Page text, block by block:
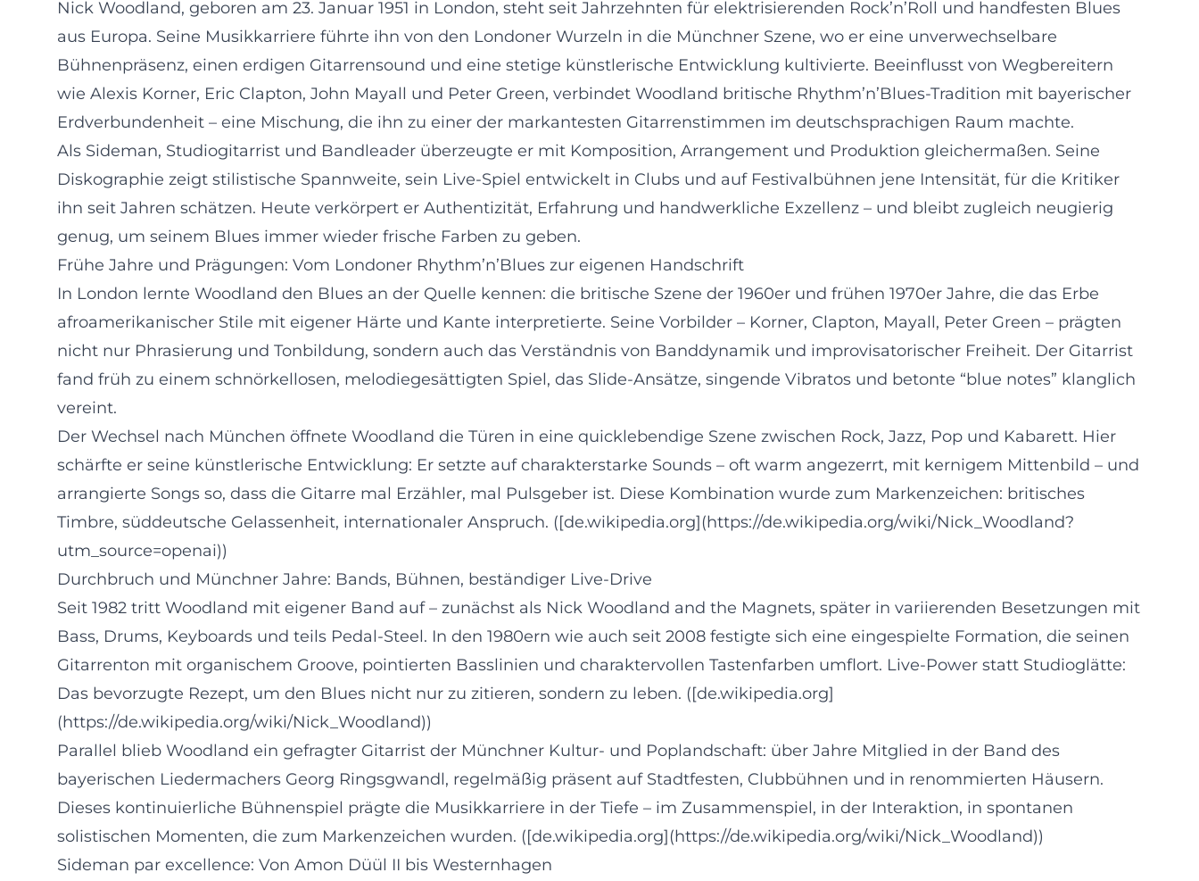
Nick Woodland, geboren am 23. Januar 1951 in London, steht seit Jahrzehnten für elektrisierenden Rock’n’Roll und handfesten Blues
aus Europa. Seine Musikkarriere führte ihn von den Londoner Wurzeln in die Münchner Szene, wo er eine unverwechselbare
Bühnenpräsenz, einen erdigen Gitarrensound und eine stetige künstlerische Entwicklung kultivierte. Beeinflusst von Wegbereitern
wie Alexis Korner, Eric Clapton, John Mayall und Peter Green, verbindet Woodland britische Rhythm’n’Blues-Tradition mit bayerischer
Erdverbundenheit – eine Mischung, die ihn zu einer der markantesten Gitarrenstimmen im deutschsprachigen Raum machte.
Als Sideman, Studiogitarrist und Bandleader überzeugte er mit Komposition, Arrangement und Produktion gleichermaßen. Seine
Diskographie zeigt stilistische Spannweite, sein Live-Spiel entwickelt in Clubs und auf Festivalbühnen jene Intensität, für die Kritiker
ihn seit Jahren schätzen. Heute verkörpert er Authentizität, Erfahrung und handwerkliche Exzellenz – und bleibt zugleich neugierig
genug, um seinem Blues immer wieder frische Farben zu geben.
Frühe Jahre und Prägungen: Vom Londoner Rhythm’n’Blues zur eigenen Handschrift
In London lernte Woodland den Blues an der Quelle kennen: die britische Szene der 1960er und frühen 1970er Jahre, die das Erbe
afroamerikanischer Stile mit eigener Härte und Kante interpretierte. Seine Vorbilder – Korner, Clapton, Mayall, Peter Green – prägten
nicht nur Phrasierung und Tonbildung, sondern auch das Verständnis von Banddynamik und improvisatorischer Freiheit. Der Gitarrist
fand früh zu einem schnörkellosen, melodiegesättigten Spiel, das Slide-Ansätze, singende Vibratos und betonte “blue notes” klanglich
vereint.
Der Wechsel nach München öffnete Woodland die Türen in eine quicklebendige Szene zwischen Rock, Jazz, Pop und Kabarett. Hier
schärfte er seine künstlerische Entwicklung: Er setzte auf charakterstarke Sounds – oft warm angezerrt, mit kernigem Mittenbild – und
arrangierte Songs so, dass die Gitarre mal Erzähler, mal Pulsgeber ist. Diese Kombination wurde zum Markenzeichen: britisches
Timbre, süddeutsche Gelassenheit, internationaler Anspruch. ([de.wikipedia.org](https://de.wikipedia.org/wiki/Nick_Woodland?
utm_source=openai))
Durchbruch und Münchner Jahre: Bands, Bühnen, beständiger Live-Drive
Seit 1982 tritt Woodland mit eigener Band auf – zunächst als Nick Woodland and the Magnets, später in variierenden Besetzungen mit
Bass, Drums, Keyboards und teils Pedal-Steel. In den 1980ern wie auch seit 2008 festigte sich eine eingespielte Formation, die seinen
Gitarrenton mit organischem Groove, pointierten Basslinien und charaktervollen Tastenfarben umflort. Live-Power statt Studioglätte:
Das bevorzugte Rezept, um den Blues nicht nur zu zitieren, sondern zu leben. ([de.wikipedia.org]
(https://de.wikipedia.org/wiki/Nick_Woodland))
Parallel blieb Woodland ein gefragter Gitarrist der Münchner Kultur- und Poplandschaft: über Jahre Mitglied in der Band des
bayerischen Liedermachers Georg Ringsgwandl, regelmäßig präsent auf Stadtfesten, Clubbühnen und in renommierten Häusern.
Dieses kontinuierliche Bühnenspiel prägte die Musikkarriere in der Tiefe – im Zusammenspiel, in der Interaktion, in spontanen
solistischen Momenten, die zum Markenzeichen wurden. ([de.wikipedia.org](https://de.wikipedia.org/wiki/Nick_Woodland))
Sideman par excellence: Von Amon Düül II bis Westernhagen